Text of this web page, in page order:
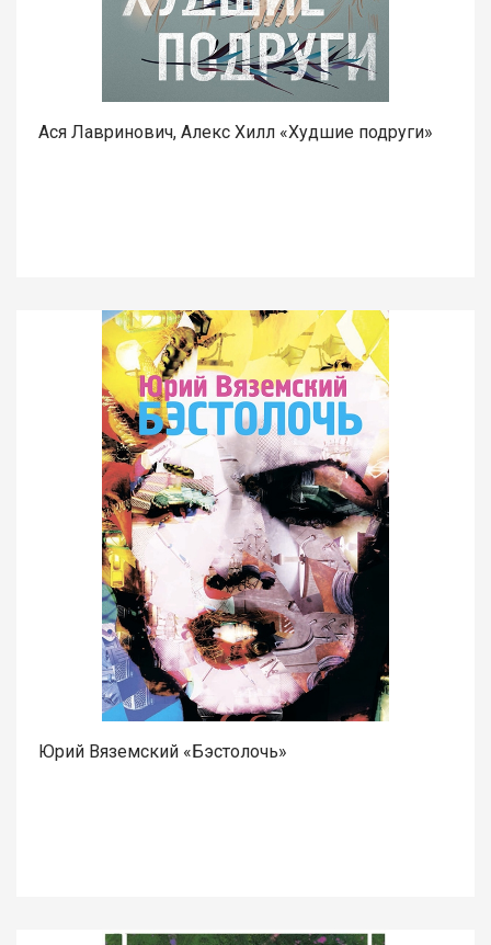
Ася Лавринович, Алекс Хилл «Худшие подруги»
Юрий Вяземский «Бэстолочь»